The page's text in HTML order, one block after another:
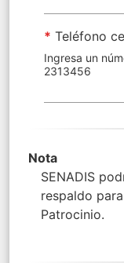
* Teléfono
Ingresa un
2313456
Nota
SENADIS
respaldo
Patrocinio.